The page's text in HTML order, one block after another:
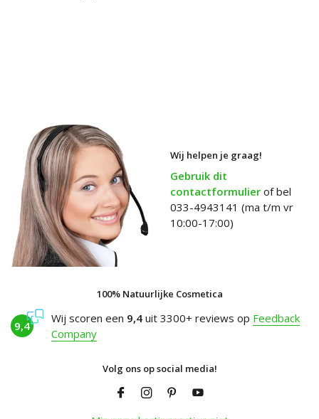
Wij helpen je graag!
Gebruik dit
contactformulier of bel
033-4943141 (ma t/m vr
10:00-17:00)
100% Natuurlijke Cosmetica
9,4
Wij scoren een 9,4 uit 3300+ reviews op Feedback
Company
Volg ons op social media!